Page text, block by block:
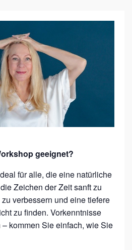
geeignet?
für alle, die eine natürliche
Zeichen der Zeit sanft zu
verbessern und eine tiefere
zu finden. Vorkenntnisse
kommen Sie einfach, wie Sie